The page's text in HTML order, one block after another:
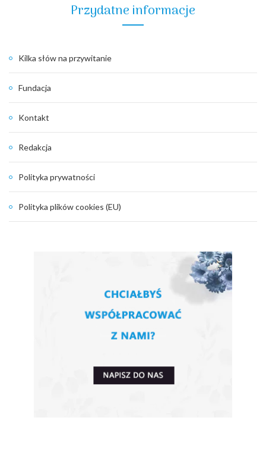
Przydatne informacje
Kilka słów na przywitanie
Fundacja
Kontakt
Redakcja
Polityka prywatności
Polityka plików cookies (EU)